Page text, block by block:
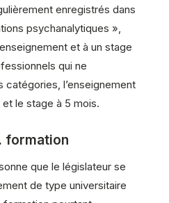
enregistrés dans
psychanalytiques »,
et à un stage
qui ne
l’enseignement
le stage à 5 mois.
formation
que le législateur se
de type universitaire